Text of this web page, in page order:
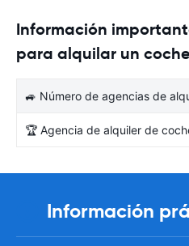
Información
para alquilar un
🚙 Número de agencias de
🏆 Agencia de alquiler de
Información